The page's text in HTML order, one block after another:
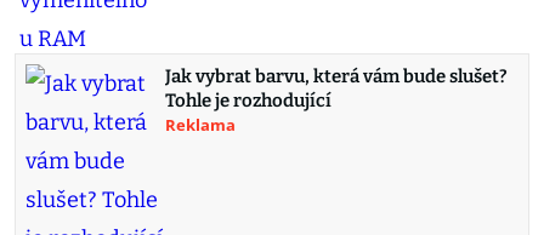
Jak vybrat barvu, která vám bude slušet?
Tohle je rozhodující
Reklama